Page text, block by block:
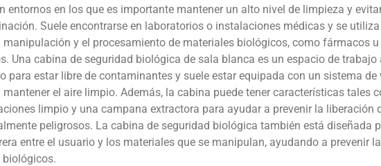
entornos en los que es importante mantener un alto nivel de limpieza y
Suele encontrarse en laboratorios o instalaciones médicas y se
manipulación y el procesamiento de materiales biológicos, como fármacos
Una cabina de seguridad biológica de sala blanca es un espacio de
para estar libre de contaminantes y suele estar equipada con un sistema
mantener el aire limpio. Además, la cabina puede tener características tales
limpio y una campana extractora para ayudar a prevenir la liberación
peligrosos. La cabina de seguridad biológica también está diseñada
entre el usuario y los materiales que se manipulan, ayudando a prevenir
biológicos.